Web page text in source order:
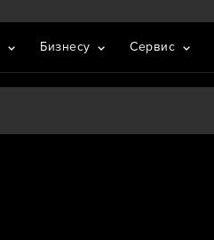
Бизнесу Сервис